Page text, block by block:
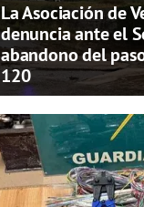
La Asociación de
denuncia ante el
abandono del
120